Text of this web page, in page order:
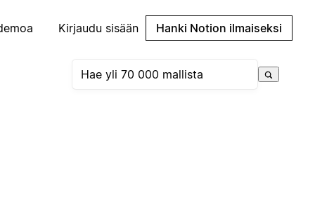
Kirjaudu sisään Hanki Notion ilmaiseksi